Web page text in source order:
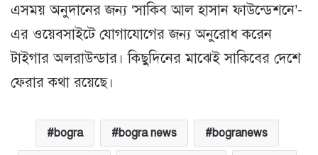
এসময় অনুদানের জন্য ‘সাকিব আল হাসান ফাউন্ডেশনে’-
এর ওয়েবসাইটে যোগাযোগের জন্য অনুরোধ করেন
টাইগার অলরাউন্ডার। কিছুদিনের মাঝেই সাকিবের দেশে
ফেরার কথা রয়েছে।
bogra bogra news bogranews